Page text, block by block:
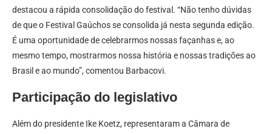
destacou a rápida consolidação do festival. “Não tenho dúvidas
de que o Festival Gaúchos se consolida já nesta segunda edição.
É uma oportunidade de celebrarmos nossas façanhas e, ao
mesmo tempo, mostrarmos nossa história e nossas tradições ao
Brasil e ao mundo”, comentou Barbacovi.
Participação do legislativo
Além do presidente Ike Koetz, representaram a Câmara de